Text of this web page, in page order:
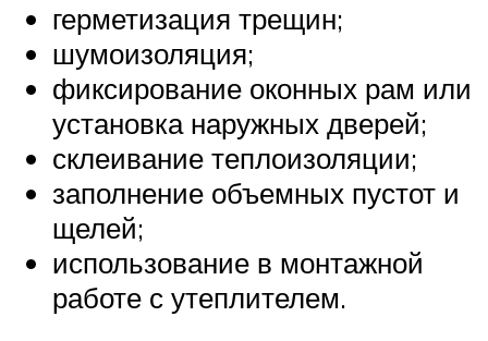
герметизация трещин;
шумоизоляция;
фиксирование оконных рам или
установка наружных дверей;
склеивание теплоизоляции;
заполнение объемных пустот и
щелей;
использование в монтажной
работе с утеплителем.